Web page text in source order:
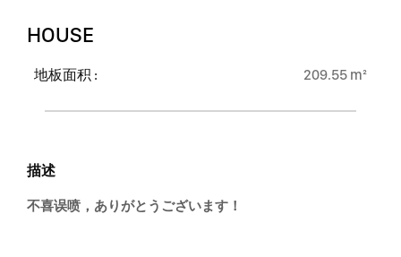
HOUSE
地板面积 : 209.55 m²
描述
不喜误喷，ありがとうございます！